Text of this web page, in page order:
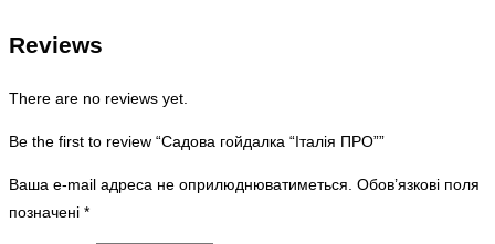
Reviews
There are no reviews yet.
Be the first to review “Садова гойдалка “Італія ПРО””
Ваша e-mail адреса не оприлюднюватиметься. Обов’язкові поля
позначені *